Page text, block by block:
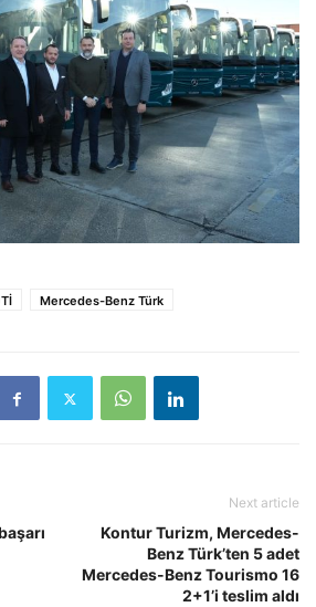
Mercedes-Benz Türk
Next article
Kontur Turizm, Mercedes-
Benz Türk’ten 5 adet
Mercedes-Benz Tourismo 16
2+1’i teslim aldı